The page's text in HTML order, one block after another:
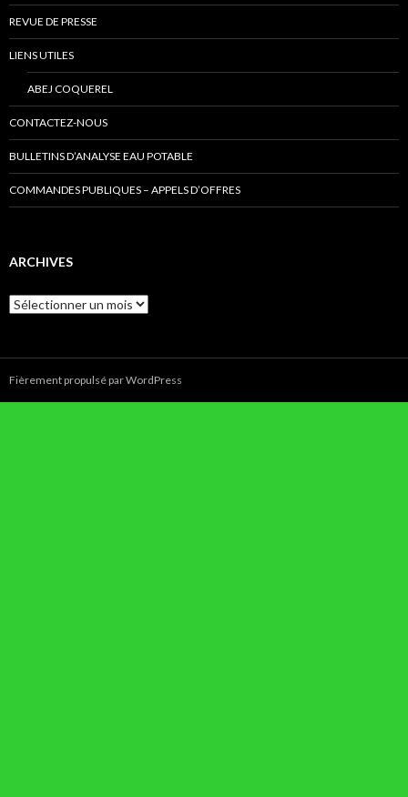
REVUE DE PRESSE
LIENS UTILES
ABEJ COQUEREL
CONTACTEZ-NOUS
BULLETINS D’ANALYSE EAU POTABLE
COMMANDES PUBLIQUES – APPELS D’OFFRES
ARCHIVES
Archives
Fièrement propulsé par WordPress